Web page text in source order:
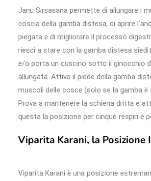
Janu Sirsasana permette di allungare i
coscia della gamba distesa, di aprire
piegata e di migliorare il processo
riesci a stare con la gamba distesa
e/o porta un cuscino sotto il ginocchio
allungata. Attiva il piede della gamba
muscoli delle cosce (solo se la gamba è
Prova a mantenere la schiena dritta e
questa la posizione per cinque respiri e
Viparita Karani, la Posizione
Viparita Karani è una posizione